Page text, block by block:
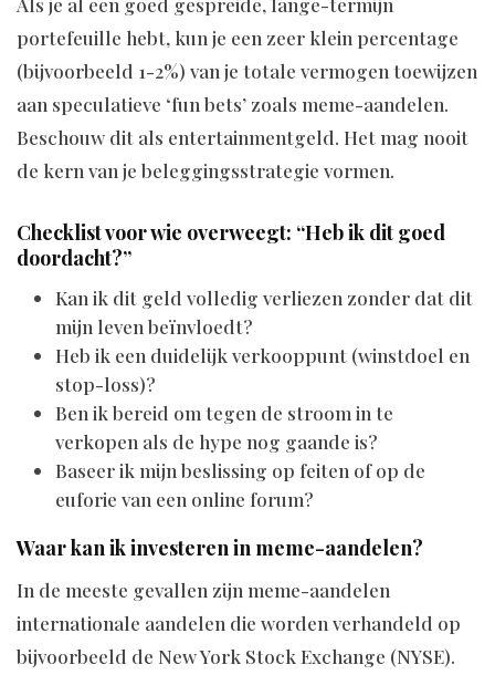
portefeuille hebt, kun je een zeer klein percentage
(bijvoorbeeld 1-2%) van je totale vermogen toewijzen
aan speculatieve ‘fun bets’ zoals meme-aandelen.
Beschouw dit als entertainmentgeld. Het mag nooit
de kern van je beleggingsstrategie vormen.
Checklist voor wie overweegt: “Heb ik dit goed
doordacht?”
Kan ik dit geld volledig verliezen zonder dat dit
mijn leven beïnvloedt?
Heb ik een duidelijk verkooppunt (winstdoel en
stop-loss)?
Ben ik bereid om tegen de stroom in te
verkopen als de hype nog gaande is?
Baseer ik mijn beslissing op feiten of op de
euforie van een online forum?
Waar kan ik investeren in meme-aandelen?
In de meeste gevallen zijn meme-aandelen
internationale aandelen die worden verhandeld op
bijvoorbeeld de New York Stock Exchange (NYSE).